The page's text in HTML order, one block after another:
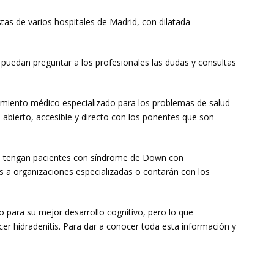
de varios hospitales de Madrid, con dilatada
preguntar a los profesionales las dudas y consultas
médico especializado para los problemas de salud
accesible y directo con los ponentes que son
pacientes con síndrome de Down con
organizaciones especializadas o contarán con los
para su mejor desarrollo cognitivo, pero lo que
hidradenitis. Para dar a conocer toda esta información y